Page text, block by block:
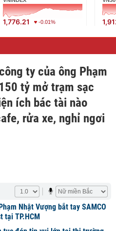
1,776.21 -0.01%
ty của ông Phạm
tỷ mở trạm sạc
ích bác tài nào
rửa xe, nghỉ ngơi
Nhật Vượng bắt tay SAMCO
tại TP.HCM